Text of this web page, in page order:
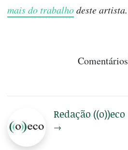
mais do trabalhodeste artista.
Comentários
Redação ((o))eco
→